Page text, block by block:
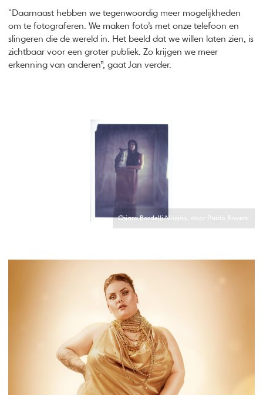
“Daarnaast hebben we tegenwoordig meer mogelijkheden
om te fotograferen. We maken foto’s met onze telefoon en
slingeren die de wereld in. Het beeld dat we willen laten zien, is
zichtbaar voor een groter publiek. Zo krijgen we meer
erkenning van anderen”, gaat Jan verder.
Chiara Bardelli Nonino, door Paolo Roversi